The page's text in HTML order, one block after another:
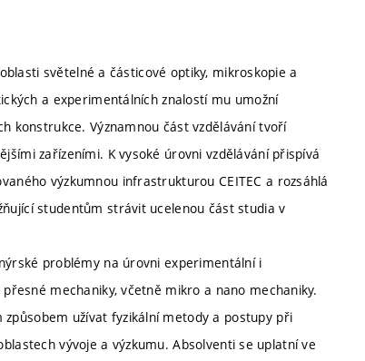
světelné a částicové optiky, mikroskopie a
a experimentálních znalostí mu umožní
konstrukce. Významnou část vzdělávání tvoří
zařízeními. K vysoké úrovni vzdělávání přispívá
výzkumnou infrastrukturou CEITEC a rozsáhlá
studentům strávit ucelenou část studia v
problémy na úrovni experimentální i
mechaniky, včetně mikro a nano mechaniky.
užívat fyzikální metody a postupy při
vývoje a výzkumu. Absolventi se uplatní ve